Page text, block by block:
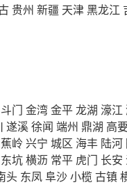
贵州 新疆 天津黑龙江
斗门 金湾金平龙湖 濠江
遂溪徐闻 端州 鼎湖 高
蕉岭 兴宁 城区 海丰 陆河
东坑横沥 常平 虎门 长安
头 东凤阜沙小榄 古镇